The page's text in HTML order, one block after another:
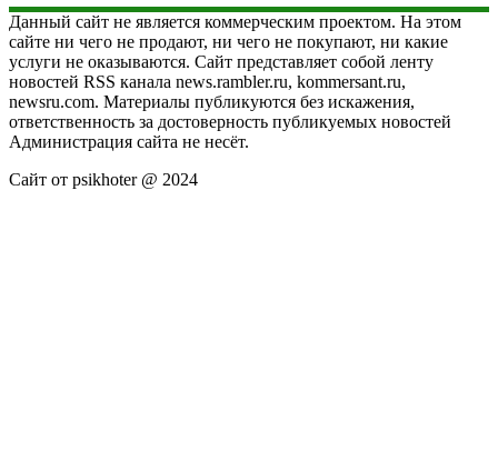
Данный сайт не является коммерческим проектом. На этом
сайте ни чего не продают, ни чего не покупают, ни какие
услуги не оказываются. Сайт представляет собой ленту
новостей RSS канала news.rambler.ru, kommersant.ru,
newsru.com. Материалы публикуются без искажения,
ответственность за достоверность публикуемых новостей
Администрация сайта не несёт.
Сайт от psikhoter @ 2024